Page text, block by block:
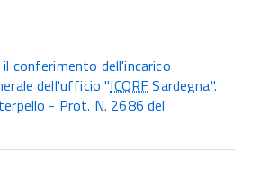
conferimento dell'incarico
dell'ufficio "ICQRFSardegna".
- Prot. N. 2686 del